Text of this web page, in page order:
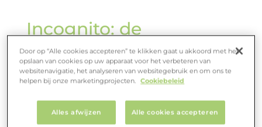
Incognito: de
onzichtbare beugel
byNatalie Schreurs|jun 8, 2021|Innovaties
Wist je dat er echt een beugel bestaat die
onzichtbaar is? Deze is er wel maar je ziet
Door op “Alle cookies accepteren” te klikken gaat u akkoord met het
opslaan van cookies op uw apparaat voor het verbeteren van
websitenavigatie, het analyseren van websitegebruik en om ons te
helpen bij onze marketingprojecten. Cookiebeleid
Alles afwijzen Alle cookies accepteren